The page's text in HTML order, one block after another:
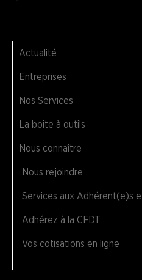
Actualité
Entreprises
Nos Services
La boite à outils
Nous connaître
Nous rejoindre
Services aux Adhérent(e)s
Adhérez à la CFDT
Vos cotisations en ligne